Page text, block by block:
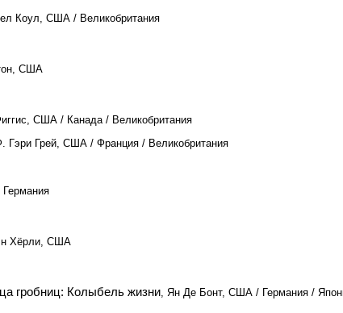
Коул, США / Великобритания
США
США / Канада / Великобритания
Гэри Грей, США / Франция / Великобритания
Хёрли, США
гробниц: Колыбель жизни, Ян Де Бонт, США / Германия /